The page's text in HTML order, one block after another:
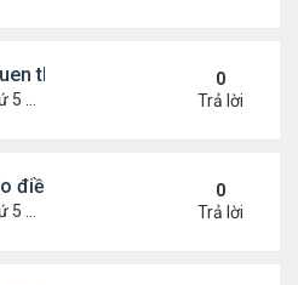
thuộc rút ngắn tuổi thọ
4:03 pm
0
Trả lời
điều gì về sức khỏe?
3:12 pm
0
Trả lời